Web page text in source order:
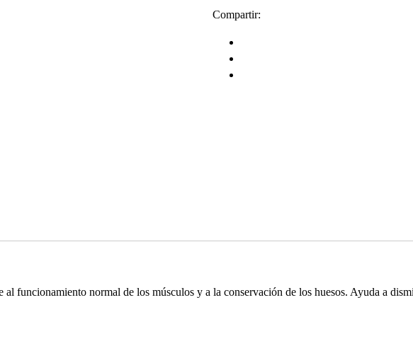
Compartir:
funcionamiento normal de los músculos y a la conservación de los huesos. Ayuda a